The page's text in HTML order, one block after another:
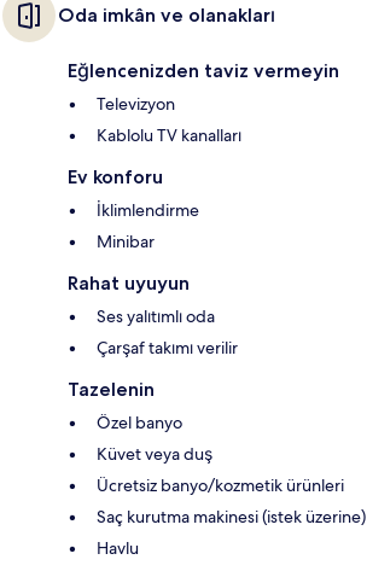
Oda imkân ve olanakları
Eğlencenizden taviz vermeyin
Televizyon
Kablolu TV kanalları
Ev konforu
İklimlendirme
Minibar
Rahat uyuyun
Ses yalıtımlı oda
Çarşaf takımı verilir
Tazelenin
Özel banyo
Küvet veya duş
Ücretsiz banyo/kozmetik ürünleri
Saç kurutma makinesi (istek üzerine)
Havlu